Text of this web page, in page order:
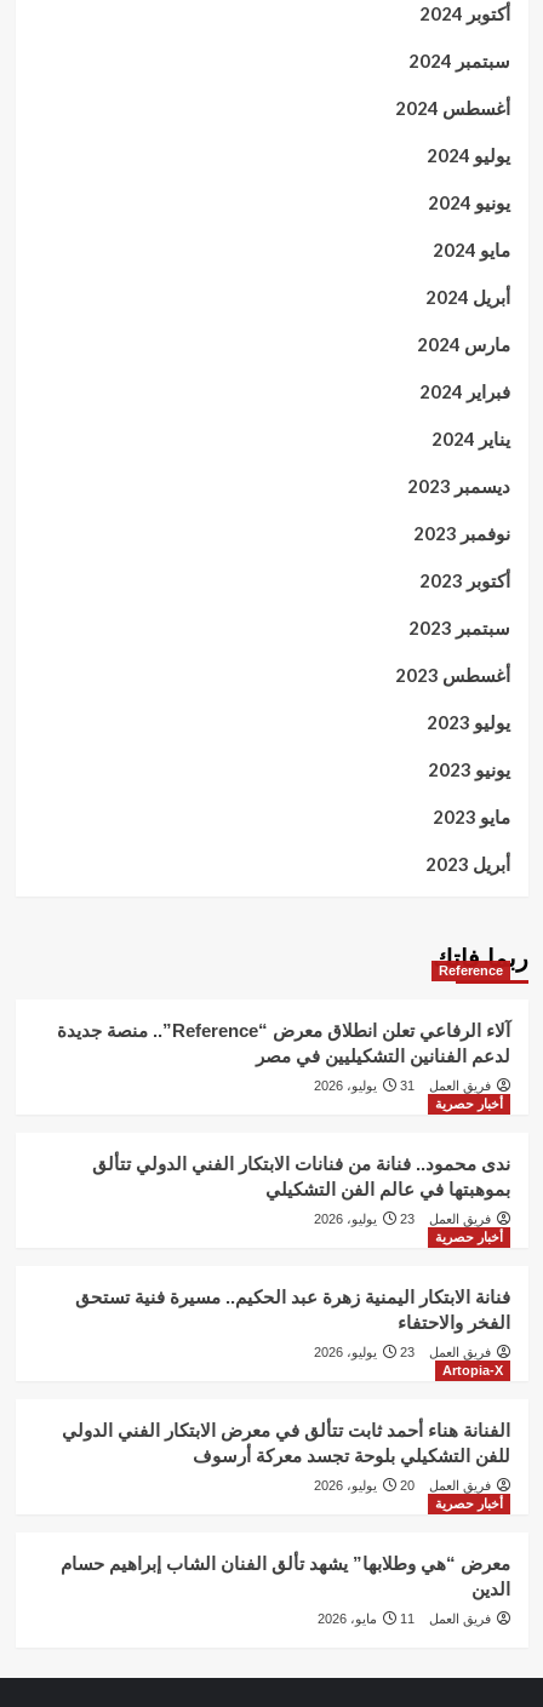
أكتوبر 2024
سبتمبر 2024
أغسطس 2024
يوليو 2024
يونيو 2024
مايو 2024
أبريل 2024
مارس 2024
فبراير 2024
يناير 2024
ديسمبر 2023
نوفمبر 2023
أكتوبر 2023
سبتمبر 2023
أغسطس 2023
يوليو 2023
يونيو 2023
مايو 2023
أبريل 2023
ربما فاتك
Reference
آلاء الرفاعي تعلن انطلاق معرض “Reference”.. منصة جديدة
لدعم الفنانين التشكيليين في مصر
فريق العمل
31 يوليو، 2026
أخبار حصرية
ندى محمود.. فنانة من فنانات الابتكار الفني الدولي تتألق
بموهبتها في عالم الفن التشكيلي
فريق العمل
23 يوليو، 2026
أخبار حصرية
فنانة الابتكار اليمنية زهرة عبد الحكيم.. مسيرة فنية تستحق
الفخر والاحتفاء
فريق العمل
23 يوليو، 2026
Artopia-X
الفنانة هناء أحمد ثابت تتألق في معرض الابتكار الفني الدولي
للفن التشكيلي بلوحة تجسد معركة أرسوف
فريق العمل
20 يوليو، 2026
أخبار حصرية
معرض “هي وطلابها” يشهد تألق الفنان الشاب إبراهيم حسام
الدين
فريق العمل 11 مايو، 2026